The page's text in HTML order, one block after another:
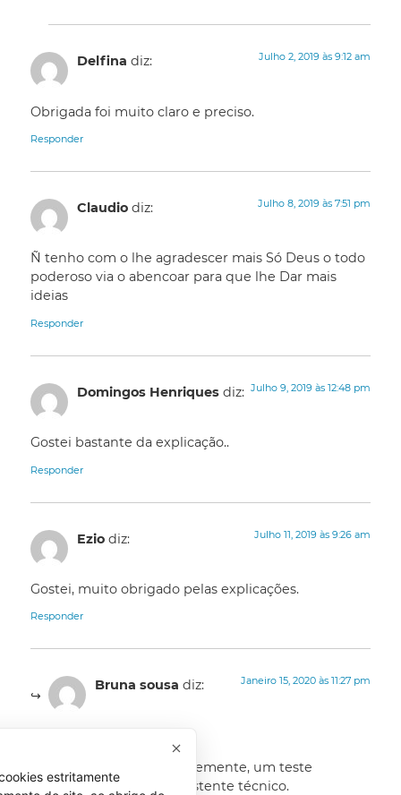
Delfina diz: Julho 2, 2019 às 9:12 am
Obrigada foi muito claro e preciso.
Responder
Claudio diz: Julho 8, 2019 às 7:51 pm
Ñ tenho com o lhe agradescer mais Só Deus o todo
poderoso via o abencoar para que lhe Dar mais
ideias
Responder
Domingos Henriques diz: Julho 9, 2019 às 12:48 pm
Gostei bastante da explicação..
Responder
Ezio diz: Julho 11, 2019 às 9:26 am
Gostei, muito obrigado pelas explicações.
Responder
Bruna sousa diz: Janeiro 15, 2020 às 11:27 pm
Irei realizar muito brevemente, um teste
psicotécnico, para assistente técnico.
estritamente